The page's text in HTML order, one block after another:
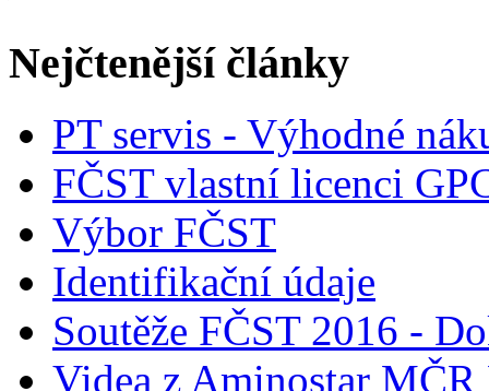
Nejčtenější články
PT servis - Výhodné
FČST vlastní licenci
Výbor FČST
Identifikační údaje
Soutěže FČST 2016 -
Videa z Aminostar MČR